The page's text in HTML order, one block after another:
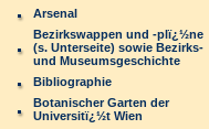
Arsenal
Bezirkswappen und -plï¿½ne
(s. Unterseite) sowie Bezirks-
und Museumsgeschichte
Bibliographie
Botanischer Garten der
Universitï¿½t Wien